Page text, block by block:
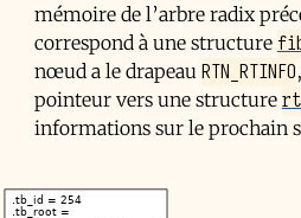
mémoire de l’arbre radix
correspond à une structure
nœud a le drapeau RTN_RTINFO
pointeur vers une structure
informations sur le prochain